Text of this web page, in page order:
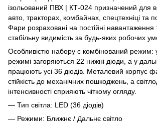
ізольований ПВХ | КТ-024 призначений для
авто, тракторах, комбайнах, спецтехніці та
Фари розраховані на постійні навантаження
стабільну видимість за будь-яких робочих
Особливістю набору є комбінований режим:
режимі загоряються 22 нижні діоди, а у
працюють усі 36 діодів. Металевий корпус
стійкість до механічних пошкоджень, а
інтенсивності сприяють чіткому огляду.
— Тип світла: LED (36 діодів)
— Режими: Ближнє / Дальнє світло